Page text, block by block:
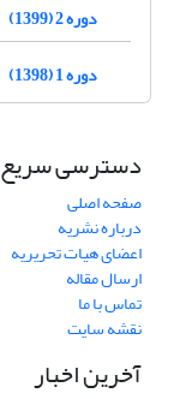
دوره 2 (1399)
دوره 1 (1398)
دسترسی سریع
صفحه اصلی
درباره نشریه
اعضای هیات تحریریه
ارسال مقاله
تماس با ما
نقشه سایت
آخرین اخبار